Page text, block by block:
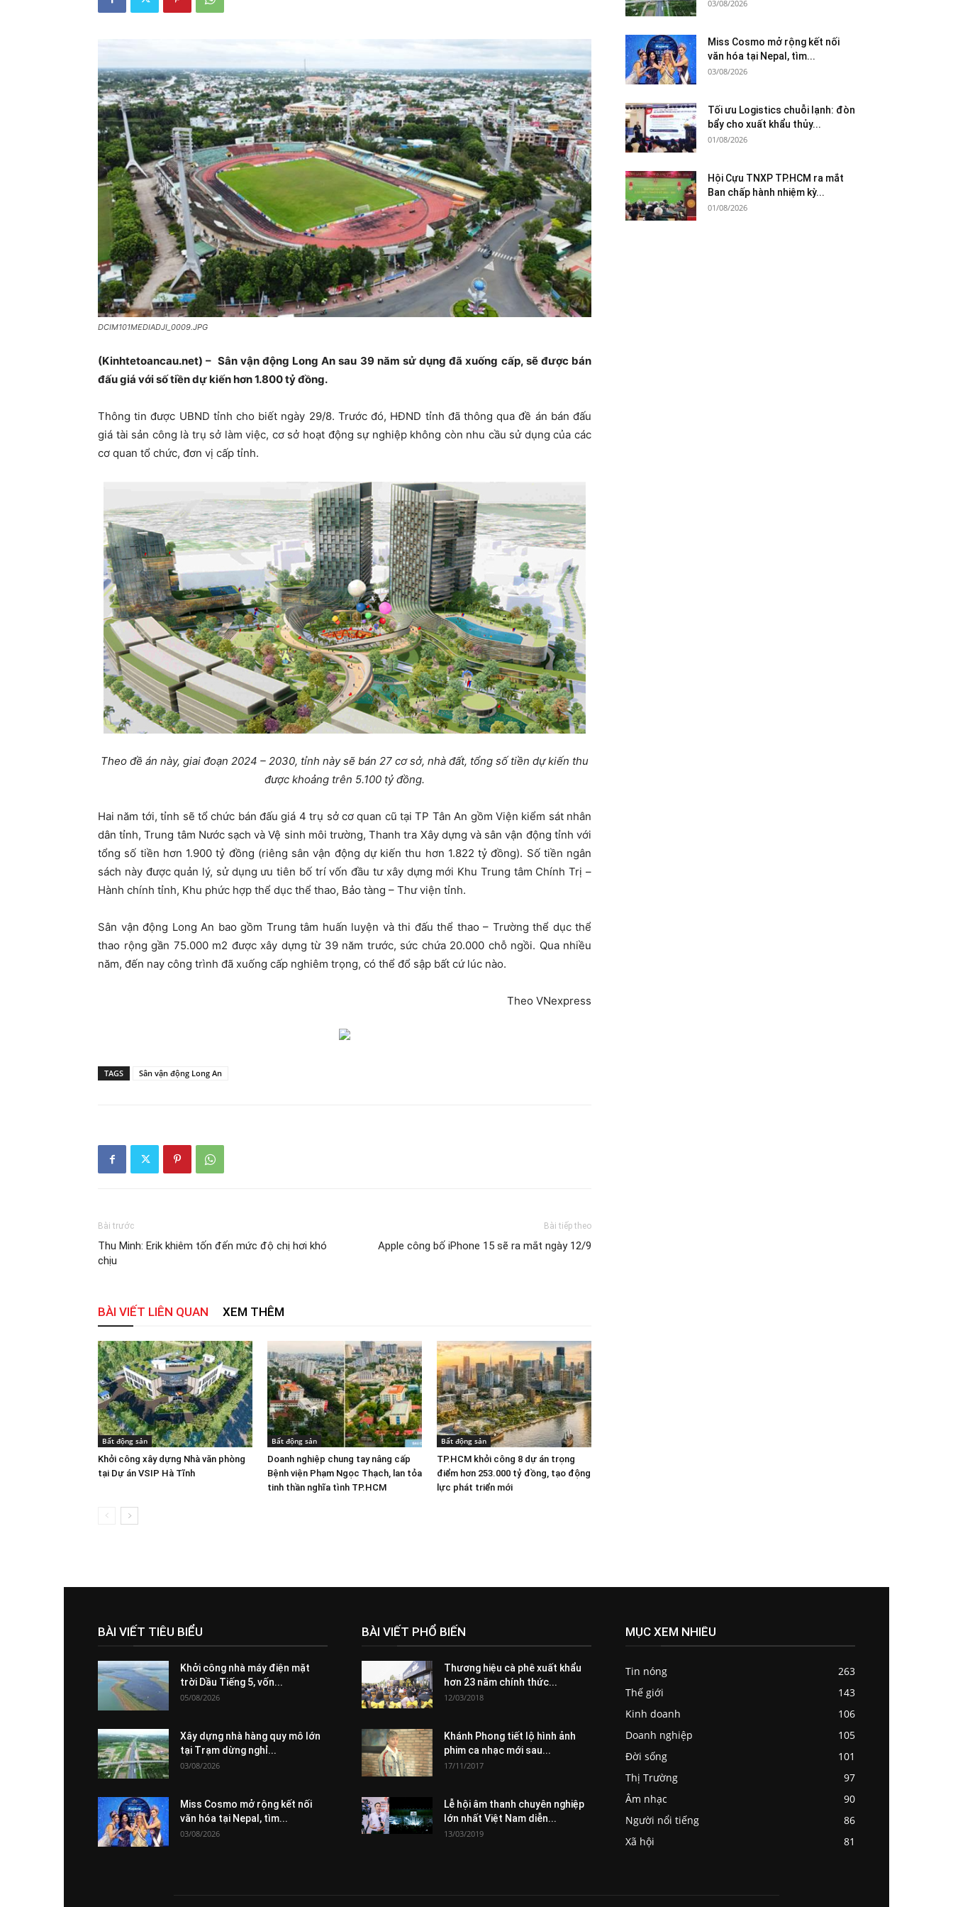
DCIM101MEDIADJI_0009.JPG
(Kinhtetoancau.net) – Sân vận động Long An sau 39 năm sử dụng đã xuống cấp, sẽ được bán
đấu giá với số tiền dự kiến hơn 1.800 tỷ đồng.
Thông tin được UBND tỉnh cho biết ngày 29/8. Trước đó, HĐND tỉnh đã thông qua đề án bán đấu
giá tài sản công là trụ sở làm việc, cơ sở hoạt động sự nghiệp không còn nhu cầu sử dụng của các
cơ quan tổ chức, đơn vị cấp tỉnh.
Theo đề án này, giai đoạn 2024 – 2030, tỉnh này sẽ bán 27 cơ sở, nhà đất, tổng số tiền dự kiến thu
được khoảng trên 5.100 tỷ đồng.
Hai năm tới, tỉnh sẽ tổ chức bán đấu giá 4 trụ sở cơ quan cũ tại TP Tân An gồm Viện kiểm sát nhân
dân tỉnh, Trung tâm Nước sạch và Vệ sinh môi trường, Thanh tra Xây dựng và sân vận động tỉnh với
tổng số tiền hơn 1.900 tỷ đồng (riêng sân vận động dự kiến thu hơn 1.822 tỷ đồng). Số tiền ngân
sách này được quản lý, sử dụng ưu tiên bố trí vốn đầu tư xây dựng mới Khu Trung tâm Chính Trị –
Hành chính tỉnh, Khu phức hợp thể dục thể thao, Bảo tàng – Thư viện tỉnh.
Sân vận động Long An bao gồm Trung tâm huấn luyện và thi đấu thể thao – Trường thể dục thể
thao rộng gần 75.000 m2 được xây dựng từ 39 năm trước, sức chứa 20.000 chỗ ngồi. Qua nhiều
năm, đến nay công trình đã xuống cấp nghiêm trọng, có thể đổ sập bất cứ lúc nào.
Theo VNexpress
TAGS Sân vận động Long An
Bài trước
Thu Minh: Erik khiêm tốn đến mức độ chị hơi khó
chịu
Bài tiếp theo
Apple công bố iPhone 15 sẽ ra mắt ngày 12/9
BÀI VIẾT LIÊN QUAN XEM THÊM
Bất động sản
Khởi công xây dựng Nhà văn phòng
tại Dự án VSIP Hà Tĩnh
Bất động sản
Doanh nghiệp chung tay nâng cấp
Bệnh viện Phạm Ngọc Thạch, lan tỏa
tinh thần nghĩa tình TP.HCM
Bất động sản
TP.HCM khởi công 8 dự án trọng
điểm hơn 253.000 tỷ đồng, tạo động
lực phát triển mới
03/08/2026
Miss Cosmo mở rộng kết nối
văn hóa tại Nepal, tìm...
03/08/2026
Tối ưu Logistics chuỗi lạnh: đòn
bẩy cho xuất khẩu thủy...
01/08/2026
Hội Cựu TNXP TP.HCM ra mắt
Ban chấp hành nhiệm kỳ...
01/08/2026
BÀI VIẾT TIÊU BIỂU
Khởi công nhà máy điện mặt
trời Dầu Tiếng 5, vốn...
05/08/2026
Xây dựng nhà hàng quy mô lớn
tại Trạm dừng nghỉ...
03/08/2026
Miss Cosmo mở rộng kết nối
văn hóa tại Nepal, tìm...
03/08/2026
BÀI VIẾT PHỔ BIẾN
Thương hiệu cà phê xuất khẩu
hơn 23 năm chính thức...
12/03/2018
Khánh Phong tiết lộ hình ảnh
phim ca nhạc mới sau...
17/11/2017
Lễ hội âm thanh chuyên nghiệp
lớn nhất Việt Nam diễn...
13/03/2019
MỤC XEM NHIỀU
Tin nóng
263
Thế giới
143
Kinh doanh
106
Doanh nghiệp
105
Đời sống
101
Thị Trường
97
Âm nhạc
90
Người nổi tiếng
86
Xã hội
81